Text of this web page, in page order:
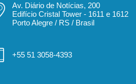
Av. Diário de Notícias, 200
Edifício Cristal Tower - 1611 e 1612
Porto Alegre / RS / Brasil
+55 51 3058-4393